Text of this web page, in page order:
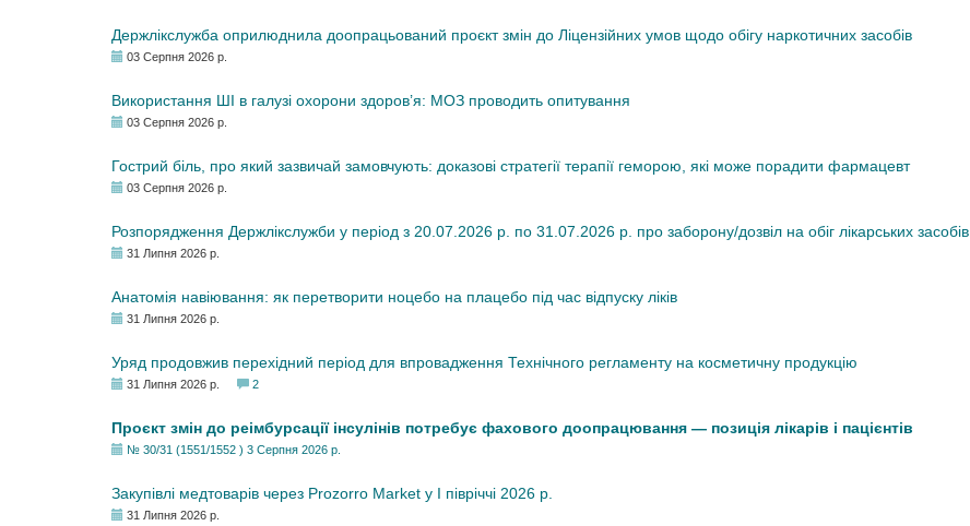
Держлікслужба оприлюднила доопрацьований проєкт змін до Ліцензійних умов щодо обігу наркотичних засобів
03 Серпня 2026 р.
Використання ШІ в галузі охорони здоров’я: МОЗ проводить опитування
03 Серпня 2026 р.
Гострий біль, про який зазвичай замовчують: доказові стратегії терапії геморою, які може порадити фармацевт
03 Серпня 2026 р.
Розпорядження Держлікслужби у період з 20.07.2026 р. по 31.07.2026 р. про заборону/дозвіл на обіг лікарських засобів
31 Липня 2026 р.
Анатомія навіювання: як перетворити ноцебо на плацебо під час відпуску ліків
31 Липня 2026 р.
Уряд продовжив перехідний період для впровадження Технічного регламенту на косметичну продукцію
31 Липня 2026 р. 2
Проєкт змін до реімбурсації інсулінів потребує фахового доопрацювання — позиція лікарів і пацієнтів
№ 30/31 (1551/1552 ) 3 Серпня 2026 р.
Закупівлі медтоварів через Prozorro Market у I півріччі 2026 р.
31 Липня 2026 р.